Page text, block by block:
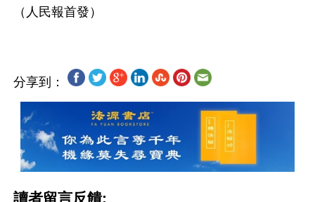
分享到：
讀者留言反饋: